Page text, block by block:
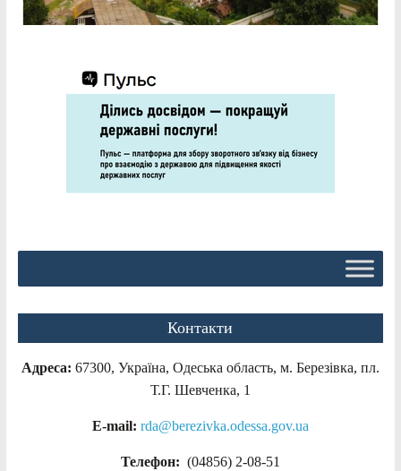
Контакти
Адреса: 67300, Україна, Одеська область, м. Березівка, пл.
Т.Г. Шевченка, 1
E-mail: rda@berezivka.odessa.gov.ua
Телефон: (04856) 2-08-51